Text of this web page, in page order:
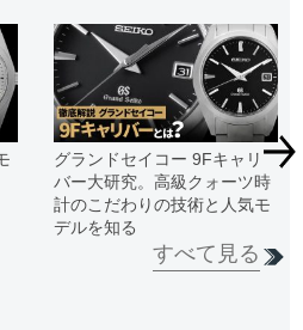
グランドセイコー 9Fキャリ
バー大研究。高級クォーツ時
計のこだわりの技術と人気モ
デルを知る
すべて見る